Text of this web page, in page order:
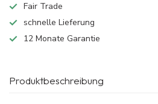
Fair Trade
schnelle Lieferung
12 Monate Garantie
Produktbeschreibung